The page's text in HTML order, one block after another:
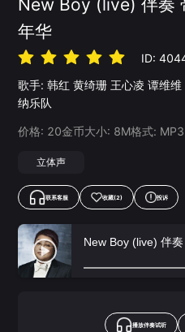
New Boy (live) 伴奏
年华
ID:
歌手: 韩红 黄绮珊 王心凌 谭维维
纳乐队
价格: 20金币大小: 8M格式: MP3
立体声
联系客服 收藏(2) 投诉
New Boy (live) 伴
播放伴奏试听